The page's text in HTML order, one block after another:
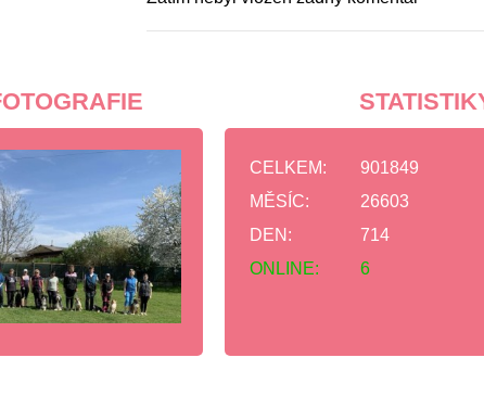
ONLINE: 6
CELKEM:
901849
MĚSÍC:
26603
DEN:
714